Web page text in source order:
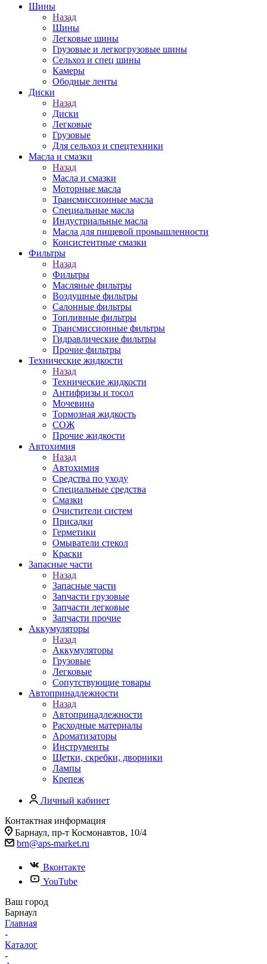
Шины
Назад
Шины
Легковые шины
Грузовые и легкогрузовые шины
Сельхоз и спец шины
Камеры
Ободные ленты
Диски
Назад
Диски
Легковые
Грузовые
Для сельхоз и спецтехники
Масла и смазки
Назад
Масла и смазки
Моторные масла
Трансмиссионные масла
Специальные масла
Индустриальные масла
Масла для пищевой промышленности
Консистентные смазки
Фильтры
Назад
Фильтры
Масляные фильтры
Воздушные фильтры
Салонные фильтры
Топливные фильтры
Трансмиссионные фильтры
Гидравлические фильтры
Прочие фильтры
Технические жидкости
Назад
Технические жидкости
Антифризы и тосол
Мочевина
Тормозная жидкость
СОЖ
Прочие жидкости
Автохимия
Назад
Автохимия
Средства по уходу
Специальные средства
Смазки
Очистители систем
Присадки
Герметики
Омыватели стекол
Краски
Запасные части
Назад
Запасные части
Запчасти грузовые
Запчасти легковые
Запчасти прочие
Аккумуляторы
Назад
Аккумуляторы
Грузовые
Легковые
Сопутствующие товары
Автопринадлежности
Назад
Автопринадлежности
Расходные материалы
Ароматизаторы
Инструменты
Щетки, скребки, дворники
Лампы
Крепеж
Личный кабинет
Контактная информация
Барнаул, пр-т Космонавтов, 10/4
brn@aps-market.ru
Вконтакте
YouTube
Ваш город
Барнаул
Главная
-
Каталог
-